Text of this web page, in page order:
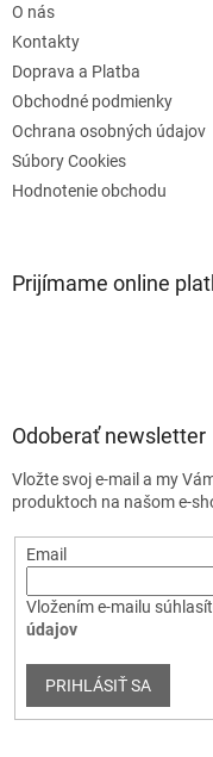
O nás
Kontakty
Doprava a Platba
Obchodné podmienky
Ochrana osobných údajov
Súbory Cookies
Hodnotenie obchodu
Prijímame online
Odoberať newsletter
Vložte svoj e-mail a my
produktoch na našom e-
Email
Vložením e-mailu
údajov
PRIHLÁSIŤ SA